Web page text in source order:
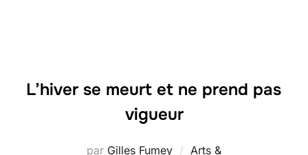
L’hiver se meurt et ne prend pas
vigueur
par Gilles Fumey
Arts &